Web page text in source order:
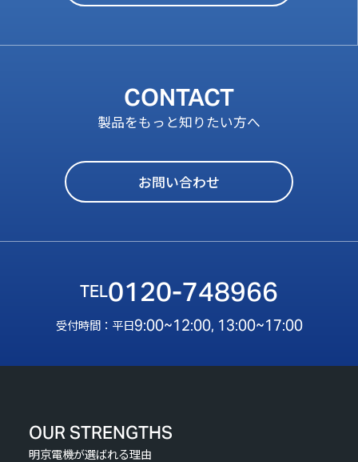
CONTACT
製品をもっと知りたい方へ
お問い合わせ
0120-748966
受付時間：平日9:00~12:00, 13:00~17:00
OUR STRENGTHS
明京電機が選ばれる理由